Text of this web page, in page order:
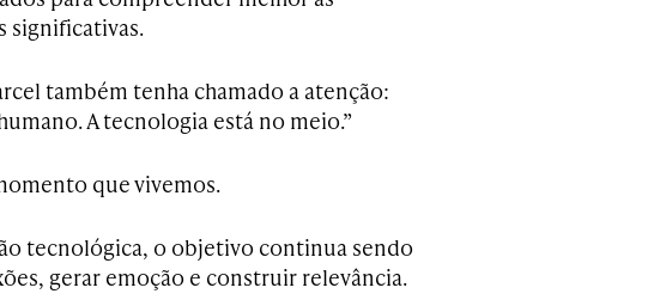
significativas.
também tenha chamado a atenção:
A tecnologia está no meio.”
que vivemos.
tecnológica, o objetivo continua sendo
gerar emoção e construir relevância.